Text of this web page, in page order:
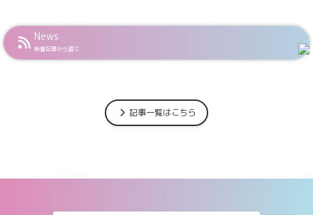
News
新着記事から選ぶ
記事一覧はこちら